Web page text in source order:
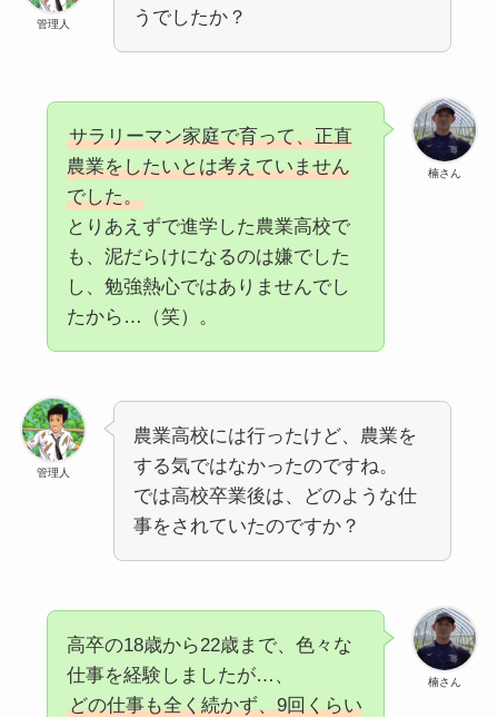
管理人
うでしたか？
楠さん
サラリーマン家庭で育って、正直
農業をしたいとは考えていません
でした。
とりあえずで進学した農業高校で
も、泥だらけになるのは嫌でした
し、勉強熱心ではありませんでし
たから…（笑）。
管理人
農業高校には行ったけど、農業を
する気ではなかったのですね。
では高校卒業後は、どのような仕
事をされていたのですか？
楠さん
高卒の18歳から22歳まで、色々な
仕事を経験しましたが…、
どの仕事も全く続かず、9回くらい